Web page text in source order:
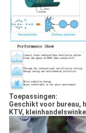
Toepassingen:
Geschikt voor bureau,
KTV,